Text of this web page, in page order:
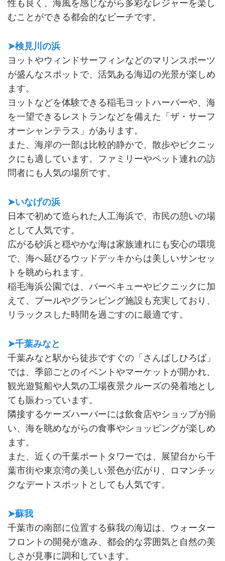
性も良く、海風を感じながら多彩なレジャーを楽し
むことができる都会的なビーチです。
➤検見川の浜
ヨットやウィンドサーフィンなどのマリンスポーツ
が盛んなスポットで、活気ある海辺の光景が楽しめ
ます。
ヨットなどを体験できる稲毛ヨットハーバーや、海
を一望できるレストランなどを備えた「ザ・サーフ
オーシャンテラス」があります。
また、海岸の一部は比較的静かで、散歩やピクニッ
クにも適しています。ファミリーやペット連れの訪
問者にも人気の場所です。
➤いなげの浜
日本で初めて造られた人工海浜で、市民の憩いの場
として人気です。
広がる砂浜と穏やかな海は家族連れにも安心の環境
で、海へ延びるウッドデッキからは美しいサンセッ
トを眺められます。
稲毛海浜公園では、バーベキューやピクニックに加
えて、プールやグランピング施設も充実しており、
リラックスした時間を過ごすのに最適です。
➤千葉みなと
千葉みなと駅から徒歩ですぐの「さんばしひろば」
では、季節ごとのイベントやマーケットが開かれ、
観光遊覧船や人気の工場夜景クルーズの発着地とし
ても賑わっています。
隣接するケーズハーバーには飲食店やショップが揃
い、海を眺めながらの食事やショッピングが楽しめ
ます。
また、近くの千葉ポートタワーでは、展望台から千
葉市街や東京湾の美しい景色が広がり、ロマンチッ
クなデートスポットとしても人気です。
➤蘇我
千葉市の南部に位置する蘇我の海辺は、ウォーター
フロントの開発が進み、都会的な雰囲気と自然の美
しさが見事に調和しています。